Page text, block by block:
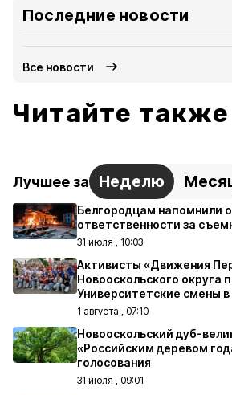
Последние новости
Все новости
Читайте также
Лучшее за Неделю
Белгородцам напомнили
ответственности за
31 июля , 10:03
Активисты «Движения
Новооскольского округа
Университетские смены
1 августа , 07:10
Новооскольский дуб-
«Российским деревом
голосования
31 июля , 09:01